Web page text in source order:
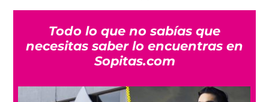
Todo lo que no sabías que
necesitas saber lo encuentras en
Sopitas.com